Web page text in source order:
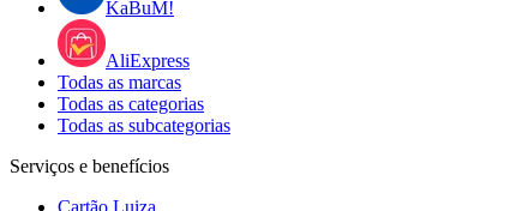
KaBuM!
AliExpress
Todas as marcas
Todas as categorias
Todas as subcategorias
Serviços e benefícios
Cartão Luiza